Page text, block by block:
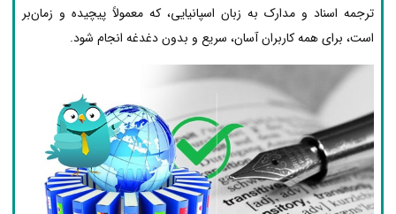
ترجمه اسناد و مدارک به زبان اسپانیایی، که معمولاً پیچیده و زمان‌بر
است، برای همه کاربران آسان، سریع و بدون دغدغه انجام شود.